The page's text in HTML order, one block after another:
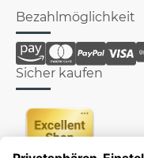
Bezahlmöglichkeit
Sicher kaufen